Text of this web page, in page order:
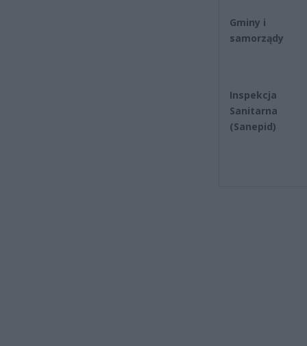
Gminy i
samorządy
Inspekcja
Sanitarna
(Sanepid)